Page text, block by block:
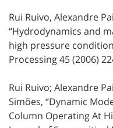
Rui Ruivo, Alexandre
“Hydrodynamics and
high pressure
Processing 45 (2006)
Rui Ruivo; Alexandre
Simões, “Dynamic
Column Operating At